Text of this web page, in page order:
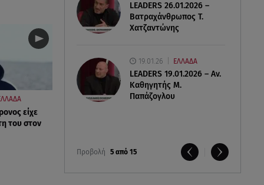
LEADERS 26.01.2026 –
Βατραχάνθρωπος Τ.
Χατζαντώνης
19.01.26 ΕΛΛΑΔΑ
LEADERS 19.01.2026 – Αν.
Καθηγητής Μ.
Παπάζογλου
Προβολή 5 από 15
είχε
του στον